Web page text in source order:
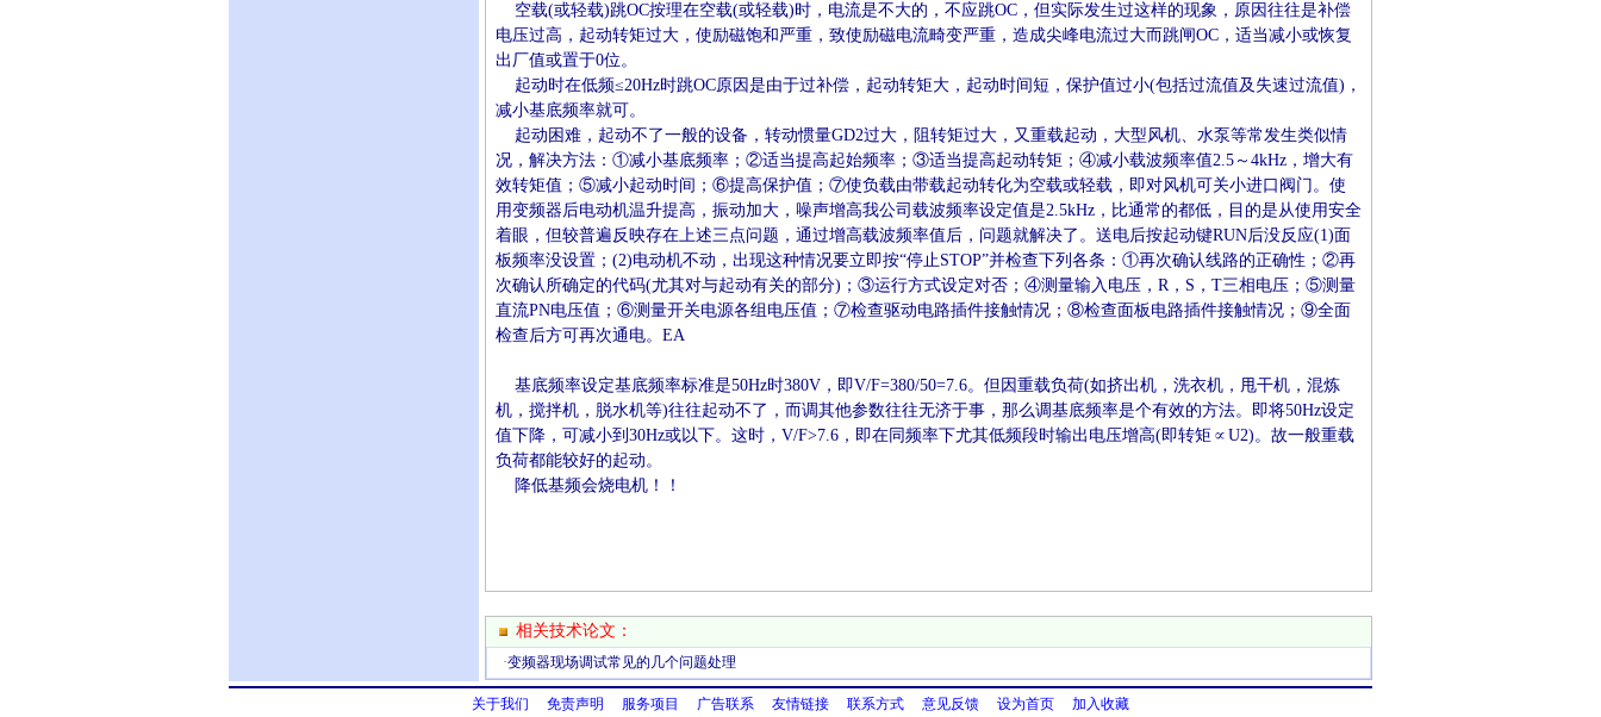
空载(或轻载)跳OC按理在空载(或轻载)时，电流是不大的，不应跳OC，但实际发生过这样的现象，原因往往是补偿
电压过高，起动转矩过大，使励磁饱和严重，致使励磁电流畸变严重，造成尖峰电流过大而跳闸OC，适当减小或恢复
出厂值或置于0位。
起动时在低频≤20Hz时跳OC原因是由于过补偿，起动转矩大，起动时间短，保护值过小(包括过流值及失速过流值)，
减小基底频率就可。
起动困难，起动不了一般的设备，转动惯量GD2过大，阻转矩过大，又重载起动，大型风机、水泵等常发生类似情
况，解决方法：①减小基底频率；②适当提高起始频率；③适当提高起动转矩；④减小载波频率值2.5～4kHz，增大有
效转矩值；⑤减小起动时间；⑥提高保护值；⑦使负载由带载起动转化为空载或轻载，即对风机可关小进口阀门。使
用变频器后电动机温升提高，振动加大，噪声增高我公司载波频率设定值是2.5kHz，比通常的都低，目的是从使用安全
着眼，但较普遍反映存在上述三点问题，通过增高载波频率值后，问题就解决了。送电后按起动键RUN后没反应(1)面
板频率没设置；(2)电动机不动，出现这种情况要立即按“停止STOP”并检查下列各条：①再次确认线路的正确性；②再
次确认所确定的代码(尤其对与起动有关的部分)；③运行方式设定对否；④测量输入电压，R，S，T三相电压；⑤测量
直流PN电压值；⑥测量开关电源各组电压值；⑦检查驱动电路插件接触情况；⑧检查面板电路插件接触情况；⑨全面
检查后方可再次通电。EA
基底频率设定基底频率标准是50Hz时380V，即V/F=380/50=7.6。但因重载负荷(如挤出机，洗衣机，甩干机，混炼
机，搅拌机，脱水机等)往往起动不了，而调其他参数往往无济于事，那么调基底频率是个有效的方法。即将50Hz设定
值下降，可减小到30Hz或以下。这时，V/F>7.6，即在同频率下尤其低频段时输出电压增高(即转矩∝U2)。故一般重载
负荷都能较好的起动。
降低基频会烧电机！！
相关技术论文：
·变频器现场调试常见的几个问题处理
关于我们 免责声明 服务项目 广告联系 友情链接 联系方式 意见反馈 设为首页 加入收藏